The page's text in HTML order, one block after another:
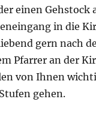
einen Geh­stock
in die
gern nach
Pfar­rer an der
von Ihnen
gehen.